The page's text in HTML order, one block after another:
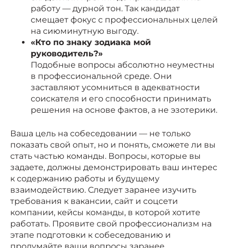
работу — дурной тон. Так кандидат
смещает фокус с профессиональных целей
на сиюминутную выгоду.
«Кто по знаку зодиака мой
руководитель?»
Подобные вопросы абсолютно неуместны
в профессиональной среде. Они
заставляют усомниться в адекватности
соискателя и его способности принимать
решения на основе фактов, а не эзотерики.
Ваша цель на собеседовании — не только
показать свой опыт, но и понять, сможете ли вы
стать частью команды. Вопросы, которые вы
задаете, должны демонстрировать ваш интерес
к содержанию работы и будущему
взаимодействию. Следует заранее изучить
требования к вакансии, сайт и соцсети
компании, кейсы команды, в которой хотите
работать. Проявите свой профессионализм на
этапе подготовки к собеседованию и